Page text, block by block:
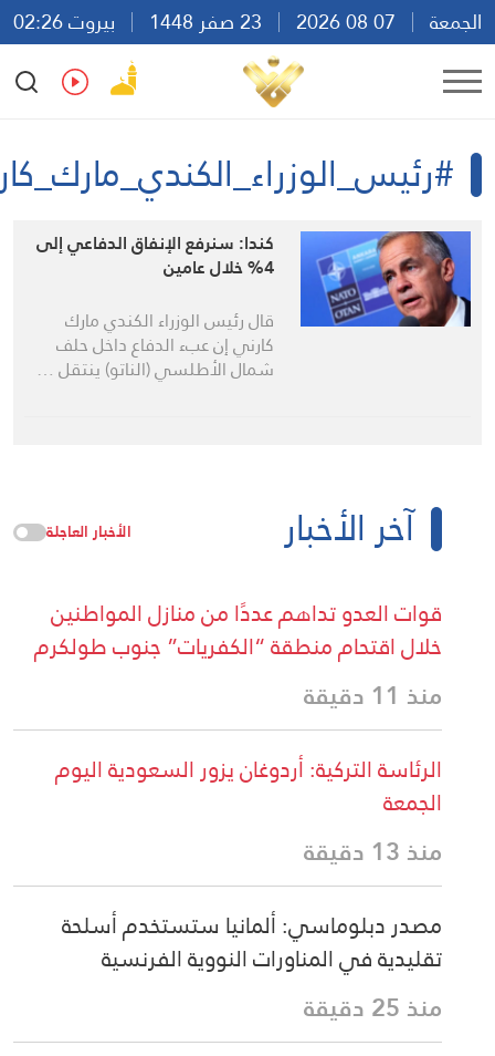
07 08 2026 23 صفر 1448
بيروت 02:26
Ar
Fr
كندا: سنرفع الإنفاق الدفاعي إلى
4% خلال عامين
قال رئيس الوزراء الكندي مارك
كارني إن عبء الدفاع داخل حلف
شمال الأطلسي (الناتو) ينتقل …
آخر الأخبار الأخبار العاجلة
قوات العدو تداهم عددًا من منازل المواطنين
خلال اقتحام منطقة “الكفريات” جنوب طولكرم
الرئاسة التركية: أردوغان يزور السعودية اليوم
الجمعة
مصدر دبلوماسي: ألمانيا ستستخدم أسلحة
تقليدية في المناورات النووية الفرنسية